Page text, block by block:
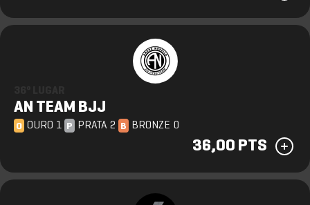
AN TEAM BJJ
O OURO 1 P PRATA 2 B BRONZE 0
36,00 PTS